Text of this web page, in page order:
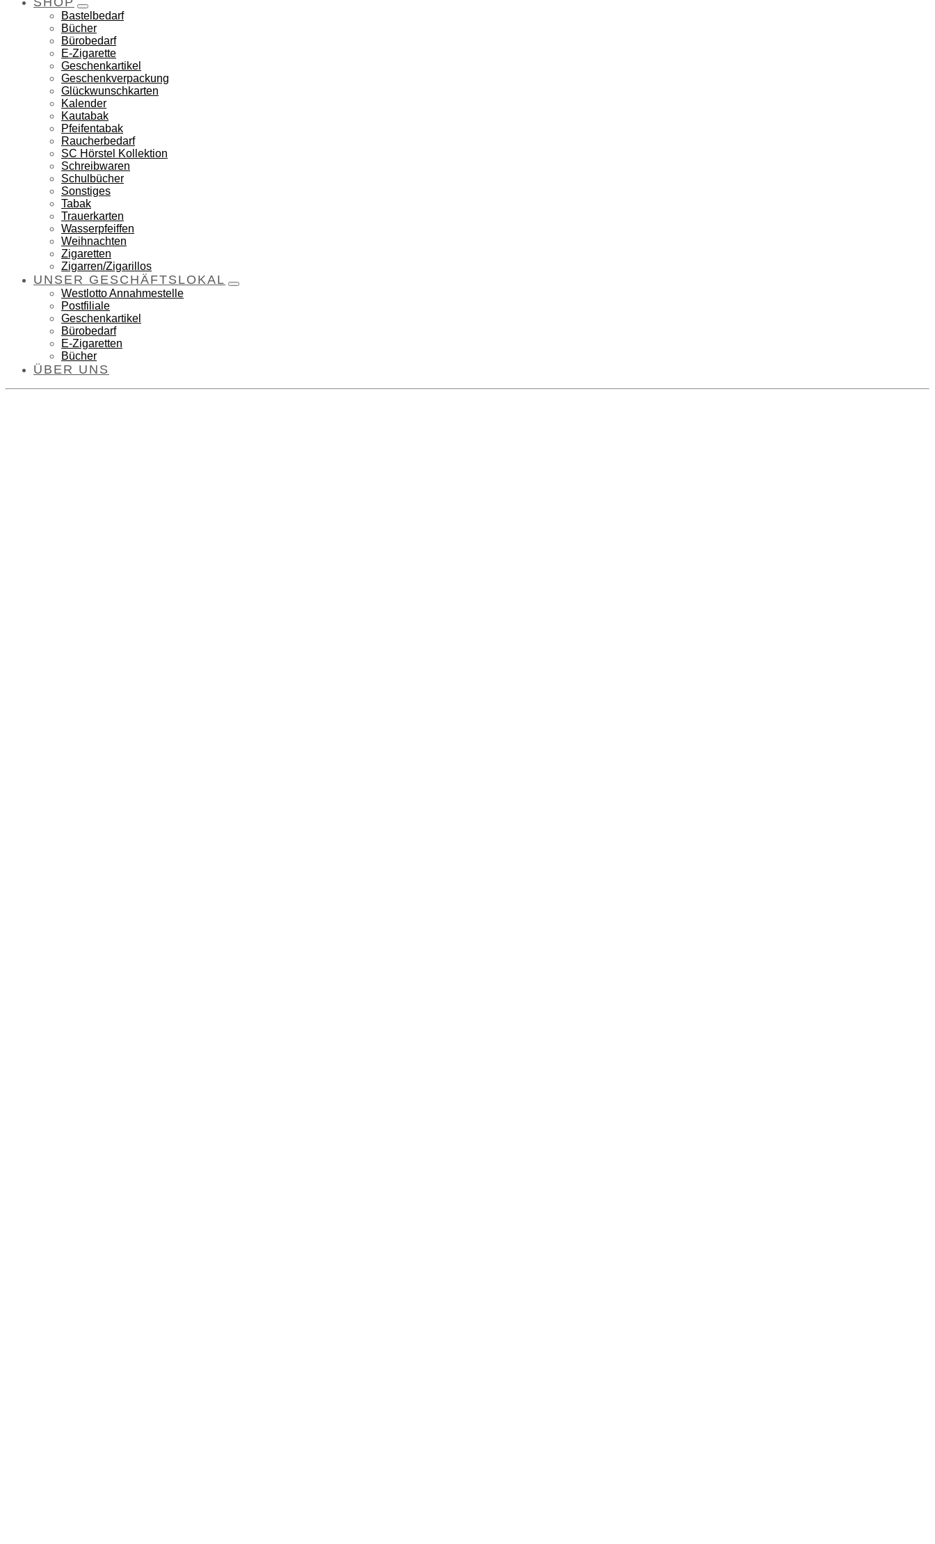
Bastelbedarf
Bücher
Bürobedarf
E-Zigarette
Geschenkartikel
Geschenkverpackung
Glückwunschkarten
Kalender
Kautabak
Pfeifentabak
Raucherbedarf
SC Hörstel Kollektion
Schreibwaren
Schulbücher
Sonstiges
Tabak
Trauerkarten
Wasserpfeiffen
Weihnachten
Zigaretten
Zigarren/Zigarillos
UNSER GESCHÄFTSLOKAL
Westlotto Annahmestelle
Postfiliale
Geschenkartikel
Bürobedarf
E-Zigaretten
Bücher
ÜBER UNS